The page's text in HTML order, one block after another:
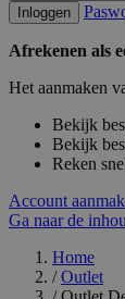
Inloggen
Afrekenen als
Het aanmaken
Bekijk
Bekijk
Reken
Account
Ga naar de
Home
/ Outlet